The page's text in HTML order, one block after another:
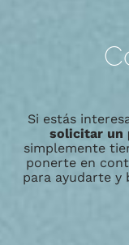
Si estás
solicitar un
simplemente
ponerte en
para ayudarte